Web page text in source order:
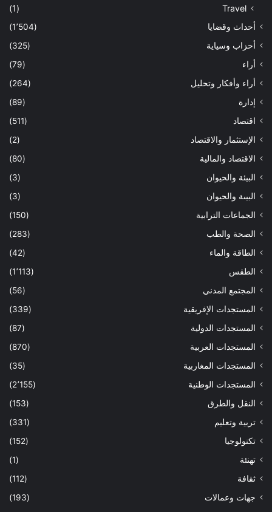
Travel
(1)
أحداث وقضايا
(1٬504)
أحزاب وسياية
(325)
أراء
(79)
أراء وأفكار وتحليل
(264)
إدارة
(89)
اقتصاد
(511)
الإستثمار والاقتصاد
(2)
الاقتصاد والمالية
(80)
البيئة والحيوان
(3)
البيىة والحيوان
(3)
الجماعات الترابية
(150)
الصحة والطب
(283)
الطاقة والماء
(42)
الطقس
(1٬113)
المجتمع المدني
(56)
المستجدات الإفريقية
(339)
المستجدات الدولية
(87)
المستجدات العربية
(870)
المستجدات المغاربية
(35)
المستجدات الوطنية
(2٬155)
النقل والطرق
(153)
تربية وتعليم
(331)
تكنولوجيا
(152)
تهنئة
(1)
ثقافة
(112)
جهات وعمالات
(193)